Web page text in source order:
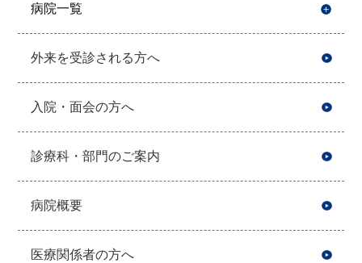
病院一覧
外来を受診される方へ
入院・面会の方へ
診療科・部門のご案内
病院概要
医療関係者の方へ